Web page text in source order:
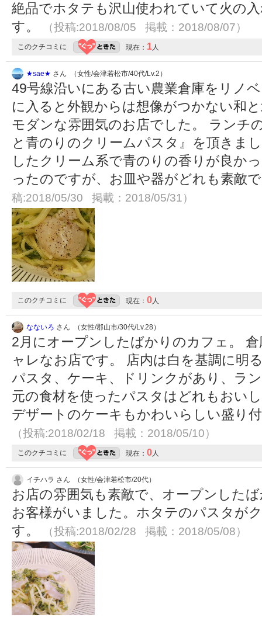
絶品でホタテも沢山使われていて火の
す。
（投稿:2018/08/05 掲載：2018/08/07）
このクチコミに 現在： 1人
★sae★ さん （女性/会津若松市/40代/Lv.2）
49号線沿いにある古い農業倉庫をリノ
に入ると外観からは想像がつかない和
モダンな雰囲気のお店でした。 ランチ
と青のりのクリームパスタ』を頂きま
したクリーム系で青のりの香りが良か
ったのですが、お皿や器がどれも素敵
稿:2018/05/30 掲載：2018/05/31）
このクチコミに 現在： 0人
なないろ さん （女性/郡山市/30代/Lv.28）
2月にオープンしたばかりのカフェ。
ャレなお店です。 店内は白を基調に明
パスタ、ケーキ、ドリンクがあり、ラ
元の食材を使ったパスタはどれもおい
デザートのケーキもかわいらしい盛り
（投稿:2018/02/18 掲載：2018/05/10）
このクチコミに 現在： 0人
イチハラ さん （女性/会津若松市/20代）
お店の雰囲気も素敵で、オープンした
お客様がいました。ホタテのパスタが
す。
（投稿:2018/02/28 掲載：2018/05/08）